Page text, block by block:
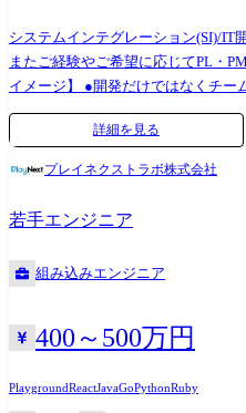
システムインテグレーション(SI)/IT
またご経験やご希望に応じてPL・PM業
イメージ】 ●開発だけではなくチー
サイドの経験も積むことが可能です
ェンジも可能な環境です(Node.js、
Laravelなど) ●多くのユーザーが利
として多彩な経験を積める環境です 【プロジェクトのアサイン】 エンジ
ニアは上司・営業担当との定期的な
ンを伝える場があります。 タイミ
本人の志向に沿ったプロジェクトアサイン
PHP(Laravel)、クラウドインフラ
コンセプト設計、基本設計、詳細設
詳細を見る
プレイネクストラボ株式会社
若手エンジニア
組み込みエンジニア
400～500万円
PlaygroundReactJavaGoPythonRuby